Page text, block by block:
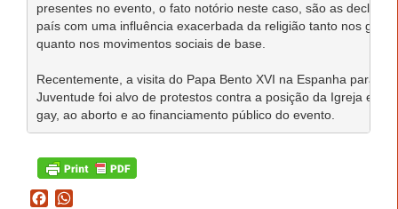
presentes no evento, o fato notório neste caso, são as
país com uma influência exacerbada da religião tanto nos
quanto nos movimentos sociais de base.
Recentemente, a visita do Papa Bento XVI na Espanha para a
Juventude foi alvo de protestos contra a posição da Igreja em
gay, ao aborto e ao financiamento público do evento.
Facebook